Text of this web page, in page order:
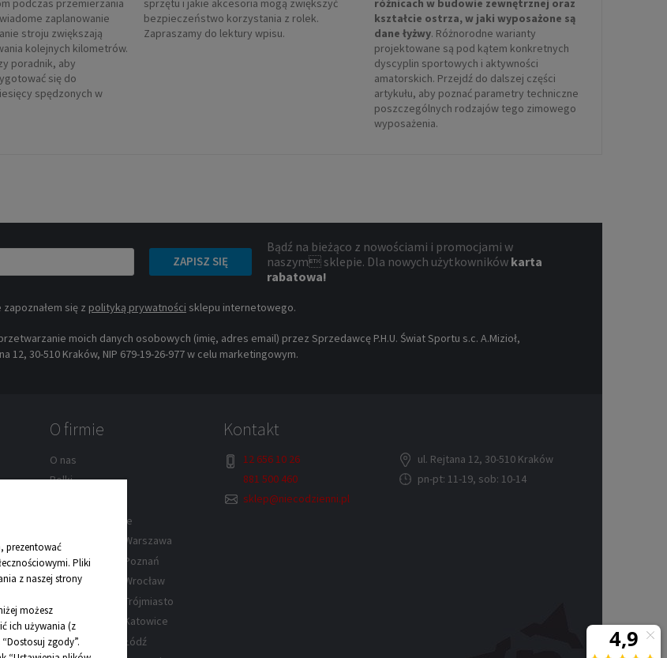
podczas przemierzania
zaplanowanie
stroju zwiększają
kolejnych kilometrów.
poradnik, aby
się do
spędzonych w
sprzętu i jakie akcesoria mogą zwiększyć
bezpieczeństwo korzystania z rolek.
Zapraszamy do lektury wpisu.
różnicach w budowie zewnętrznej oraz
kształcie ostrza, w jaki wyposażone są
dane łyżwy. Różnorodne warianty
projektowane są pod kątem konkretnych
dyscyplin sportowych i aktywności
amatorskich. Przejdź do dalszej części
artykułu, aby poznać parametry techniczne
poszczególnych rodzajów tego zimowego
wyposażenia.
ZAPISZ SIĘ
Bądź na bieżąco z nowościami i promocjami w
naszym sklepie. Dla nowych użytkowników karta
rabatowa!
się z polityką prywatności sklepu internetowego.
moich danych osobowych (imię, adres email) przez Sprzedawcę P.H.U. Świat Sportu s.c. A.Mizioł,
12, 30-510 Kraków, NIP 679-19-26-977 w celu marketingowym.
O firmie
O nas
Rolki
Dane kontaktowe
Sklep z rolkami Warszawa
Sklep z rolkami Poznań
Sklep z rolkami Wrocław
Sklep z rolkami Trójmiasto
Sklep z rolkami Katowice
Sklep z rolkami Łódź
Kontakt
12 656 10 26
881 500 460
sklep@niecodzienni.pl
ul. Rejtana 12, 30-510 Kraków
pn-pt: 11-19, sob: 10-14
prezentować
Pliki
z naszej strony
możesz
ich używania (z
zgody”.